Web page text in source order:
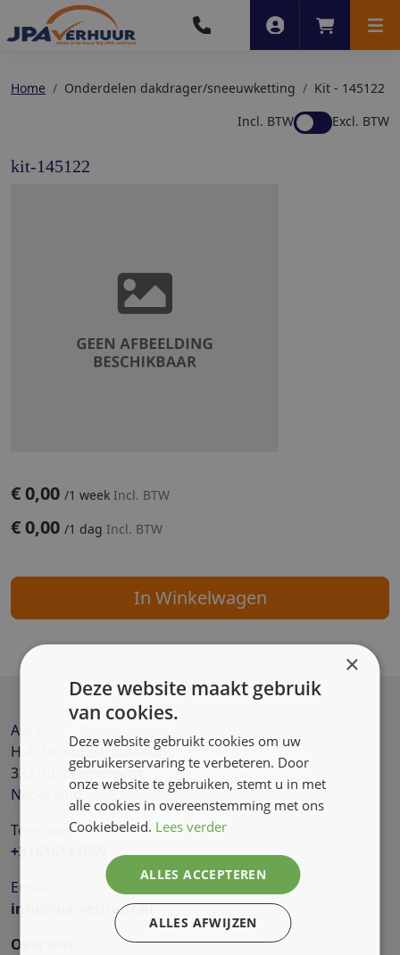
Account
Home Onderdelen dakdrager/sneeuwketting
Kit - 145122
Incl. BTW
Excl. BTW
kit-145122
€0,00 /1 dag Incl. BTW
€0,00 /1 week Incl. BTW
In Winkelwagen
Adres
H.A. Lorentzstraat 112
3331EE
Zwijndrecht
Nederland
Telefoon
+31616144899
Email
info@jpa-verhuur.nl
Over ons
×
Deze website maakt gebruik
van cookies.
Deze website gebruikt cookies om uw
gebruikerservaring te verbeteren. Door
onze website te gebruiken, stemt u in met
alle cookies in overeenstemming met ons
Cookiebeleid. Lees verder
ALLES ACCEPTEREN
ALLES AFWIJZEN